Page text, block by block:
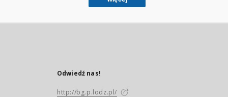
Odwiedź nas!
http://bg.p.lodz.pl/